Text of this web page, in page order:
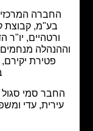
החברה המרכזית
בע"מ, קבוצת קוקה
ורטהיים, יו"ר
מנחמים את
פטירת יקירם,
בישראל.
סמי סגול מנחם
עדי ומשפחת